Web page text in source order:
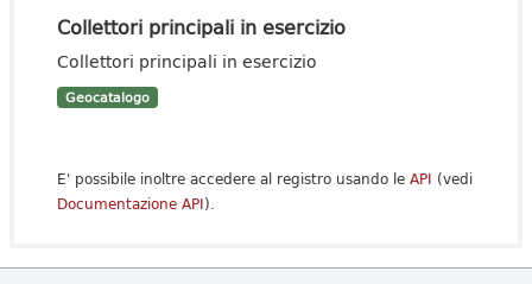
Collettori principali in esercizio
Collettori principali in esercizio
Geocatalogo
E' possibile inoltre accedere al registro usando le API (vedi
Documentazione API).